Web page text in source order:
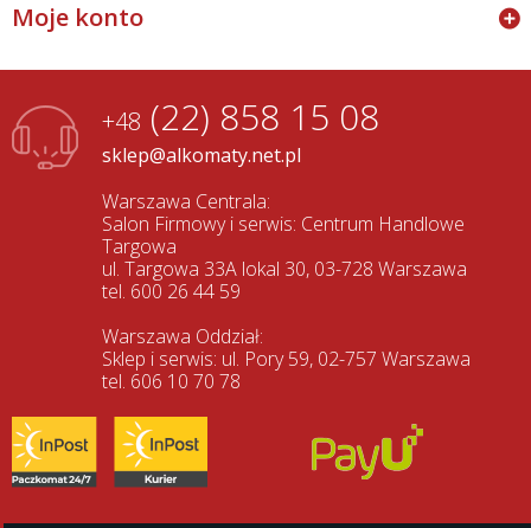
Moje konto
+48 (22) 858 15 08
sklep@alkomaty.net.pl
Warszawa Centrala:
Salon Firmowy i serwis: Centrum Handlowe
Targowa
ul. Targowa 33A lokal 30, 03-728 Warszawa
tel. 600 26 44 59
Warszawa Oddział:
Sklep i serwis: ul. Pory 59, 02-757 Warszawa
tel. 606 10 70 78